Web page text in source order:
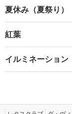
夏休み（夏祭り）
紅葉
イルミネーション